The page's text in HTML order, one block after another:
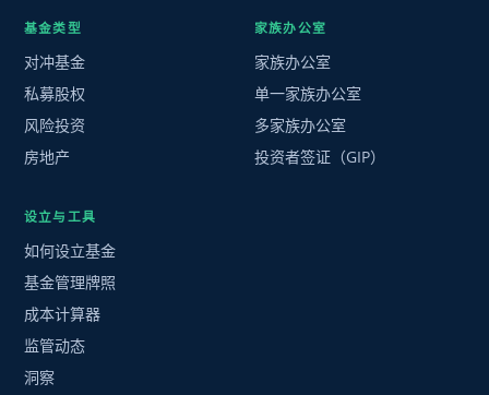
基金类型
对冲基金
私募股权
风险投资
房地产
家族办公室
家族办公室
单一家族办公室
多家族办公室
投资者签证（GIP）
设立与工具
如何设立基金
基金管理牌照
成本计算器
监管动态
洞察